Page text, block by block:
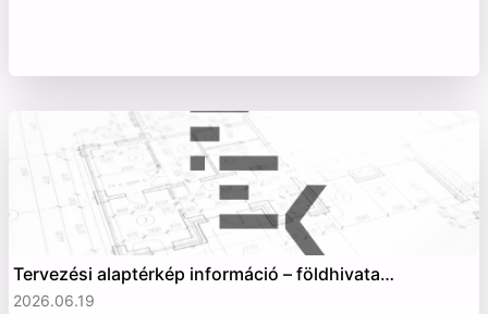
Tervezési alaptérkép információ – földhivata…
2026.06.19